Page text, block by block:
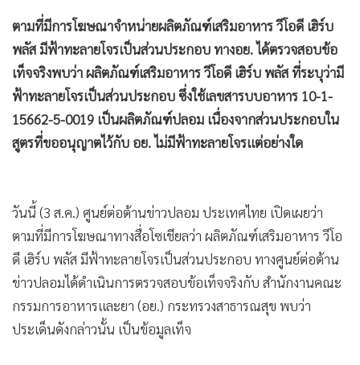
การเมือง
• ท่องเที่ยว
• กีฬา
•
ต่างประเทศ
Special Scoop
เศรษฐกิจ-ธุรกิจ
• อาชญากรรม
• Motoring
• เกม
• วิทยาศาสตร์
• SMEs
• หุ้น
ตามที่มีการโฆษณาจำหน่ายผลิตภัณฑ์เสริมอาหาร วีโอดี เฮิร์บ
พลัส มีฟ้าทะลายโจรเป็นส่วนประกอบ ทางอย. ได้ตรวจสอบข้อ
เท็จจริงพบว่า ผลิตภัณฑ์เสริมอาหาร วีโอดี เฮิร์บ พลัส ที่ระบุว่ามี
ฟ้าทะลายโจรเป็นส่วนประกอบ ซึ่งใช้เลขสารบบอาหาร 10-1-
15662-5-0019 เป็นผลิตภัณฑ์ปลอม เนื่องจากส่วนประกอบใน
สูตรที่ขออนุญาตไว้กับ อย. ไม่มีฟ้าทะลายโจรแต่อย่างใด
วันนี้ (3 ส.ค.) ศูนย์ต่อต้านข่าวปลอม ประเทศไทย เปิดเผยว่า
ตามที่มีการโฆษณาทางสื่อโซเชียลว่า ผลิตภัณฑ์เสริมอาหาร วีโอ
ดี เฮิร์บ พลัส มีฟ้าทะลายโจรเป็นส่วนประกอบ ทางศูนย์ต่อต้าน
ข่าวปลอมได้ดำเนินการตรวจสอบข้อเท็จจริงกับ สำนักงานคณะ
กรรมการอาหารและยา (อย.) กระทรวงสาธารณสุข พบว่า
ประเด็นดังกล่าวนั้น เป็นข้อมูลเท็จ